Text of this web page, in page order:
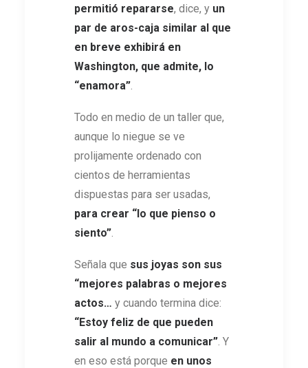
permitió repararse, dice, y un
par de aros-caja similar al que
en breve exhibirá en
Washington, que admite, lo
“enamora”.
Todo en medio de un taller que,
aunque lo niegue se ve
prolijamente ordenado con
cientos de herramientas
dispuestas para ser usadas,
para crear “lo que pienso o
siento”.
Señala que sus joyas son sus
“mejores palabras o mejores
actos… y cuando termina dice:
“Estoy feliz de que pueden
salir al mundo a comunicar”. Y
en eso está porque en unos